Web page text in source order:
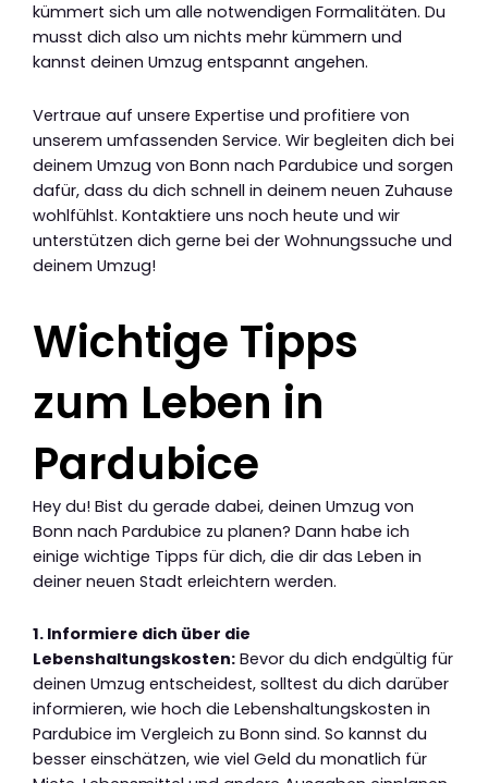
kümmert sich um alle notwendigen Formalitäten. Du
musst dich also um nichts mehr kümmern und
kannst deinen Umzug entspannt angehen.
Vertraue auf unsere Expertise und profitiere von
unserem umfassenden Service. Wir begleiten dich bei
deinem Umzug von Bonn nach Pardubice und sorgen
dafür, dass du dich schnell in deinem neuen Zuhause
wohlfühlst. Kontaktiere uns noch heute und wir
unterstützen dich gerne bei der Wohnungssuche und
deinem Umzug!
Wichtige Tipps
zum Leben in
Pardubice
Hey du! Bist du gerade dabei, deinen Umzug von
Bonn nach Pardubice zu planen? Dann habe ich
einige wichtige Tipps für dich, die dir das Leben in
deiner neuen Stadt erleichtern werden.
1. Informiere dich über die
Lebenshaltungskosten: Bevor du dich endgültig für
deinen Umzug entscheidest, solltest du dich darüber
informieren, wie hoch die Lebenshaltungskosten in
Pardubice im Vergleich zu Bonn sind. So kannst du
besser einschätzen, wie viel Geld du monatlich für